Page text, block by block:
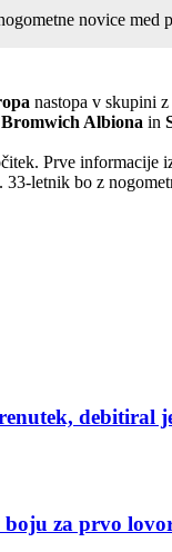
novice med
nastopa v skupini z
Bromwich Albiona in
Prve informacije
letnik bo z
debitiral
za prvo